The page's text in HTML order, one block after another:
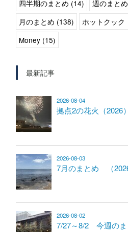
四半期のまとめ (14)
週のまと
月のまとめ (138)
ホットクック
Money (15)
最新記事
2026-08-04
拠点2の花火（2026）
2026-08-03
7月のまとめ （
2026-08-02
7/27～8/2 今週のま